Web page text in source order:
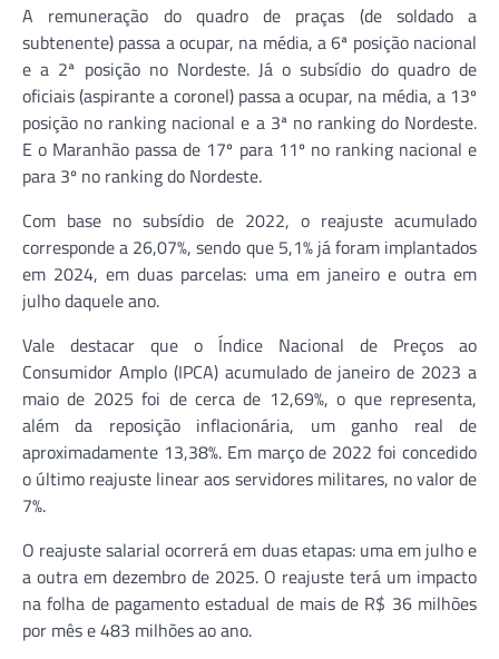
A remuneração do quadro de praças (de soldado a
subtenente) passa a ocupar, na média, a 6ª posição nacional
e a 2ª posição no Nordeste. Já o subsídio do quadro de
oficiais (aspirante a coronel) passa a ocupar, na média, a 13º
posição no ranking nacional e a 3ª no ranking do Nordeste.
E o Maranhão passa de 17º para 11º no ranking nacional e
para 3º no ranking do Nordeste.
Com base no subsídio de 2022, o reajuste acumulado
corresponde a 26,07%, sendo que 5,1% já foram implantados
em 2024, em duas parcelas: uma em janeiro e outra em
julho daquele ano.
Vale destacar que o Índice Nacional de Preços ao
Consumidor Amplo (IPCA) acumulado de janeiro de 2023 a
maio de 2025 foi de cerca de 12,69%, o que representa,
além da reposição inflacionária, um ganho real de
aproximadamente 13,38%. Em março de 2022 foi concedido
o último reajuste linear aos servidores militares, no valor de
7%.
O reajuste salarial ocorrerá em duas etapas: uma em julho e
a outra em dezembro de 2025. O reajuste terá um impacto
na folha de pagamento estadual de mais de R$ 36 milhões
por mês e 483 milhões ao ano.